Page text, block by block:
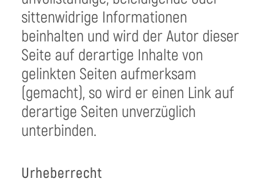
sittenwidrige Informationen
beinhalten und wird der Autor dieser
Seite auf derartige Inhalte von
gelinkten Seiten aufmerksam
(gemacht), so wird er einen Link auf
derartige Seiten unverzüglich
unterbinden.
Urheberrecht